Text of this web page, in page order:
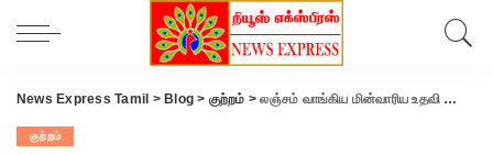
News Express Tamil > Blog > குற்றம் >லஞ்சம் வாங்கிய மின்வாரிய உதவி பொறியாளர் கைது..!
குற்றம்